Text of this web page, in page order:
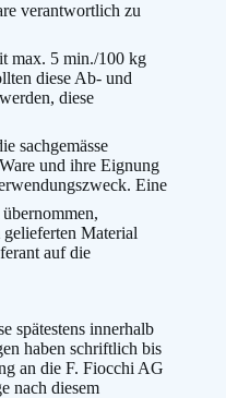
verantwortlich zu
max. 5 min./100 kg
diese Ab- und
diese
sachgemässe
und ihre Eignung
Eine
Material
auf die
spätestens innerhalb
haben schriftlich bis
an die F. Fiocchi AG
nach diesem